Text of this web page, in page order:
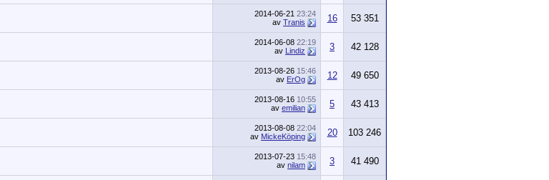
2014-06-21 23:24
av Tranis 16 53 351
2014-06-08 22:19
av Lindiz 3 42 128
2013-08-26 15:46
av ErOg 12 49 650
2013-08-16 10:55
av emilian 5 43 413
2013-08-08 22:04
av MickeKöping 20 103 246
2013-07-23 15:48
av nilam 3 41 490